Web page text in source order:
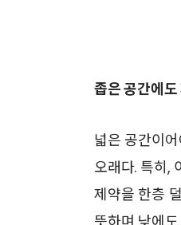
좁은 공간에
넓은 공간이
오래다. 특히,
제약을 한층